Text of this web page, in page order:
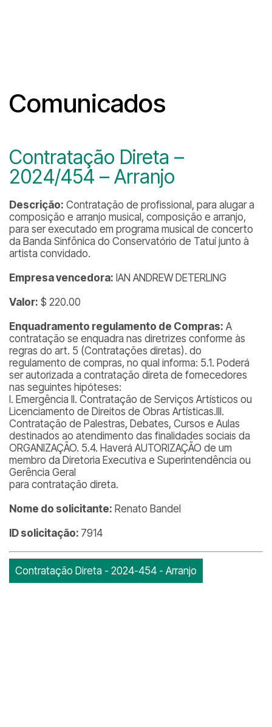
Comunicados
Contratação Direta –
2024/454 – Arranjo
Descrição: Contratação de profissional, para alugar a
composição e arranjo musical, composição e arranjo,
para ser executado em programa musical de concerto
da Banda Sinfônica do Conservatório de Tatuí junto à
artista convidado.
Empresa vencedora: IAN ANDREW DETERLING
Valor: $ 220.00
Enquadramento regulamento de Compras: A
contratação se enquadra nas diretrizes conforme às
regras do art. 5 (Contratações diretas). do
regulamento de compras, no qual informa: 5.1. Poderá
ser autorizada a contratação direta de fornecedores
nas seguintes hipóteses:
I. Emergência II. Contratação de Serviços Artísticos ou
Licenciamento de Direitos de Obras Artísticas.III.
Contratação de Palestras, Debates, Cursos e Aulas
destinados ao atendimento das finalidades sociais da
ORGANIZAÇÃO. 5.4. Haverá AUTORIZAÇÃO de um
membro da Diretoria Executiva e Superintendência ou
Gerência Geral
para contratação direta.
Nome do solicitante: Renato Bandel
ID solicitação: 7914
Contratação Direta - 2024-454 - Arranjo